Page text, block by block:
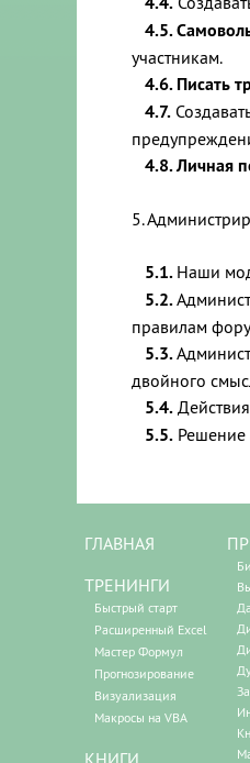
4.5.
участникам.
4.6. Писать
4.7.
4.8. Личная
5.
5.1. Наши
5.2.
правилам
5.3.
двойного
5.4.
5.5.Решение
ГЛАВНАЯ
ТРЕНИНГИ
Быстрый старт
Расширенный Excel
Мастер Формул
Прогнозирование
Визуализация
Макросы на VBA
КНИГИ